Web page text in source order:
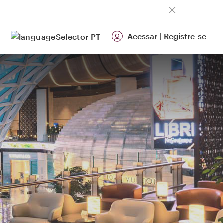
PT Acessar | Registre-se